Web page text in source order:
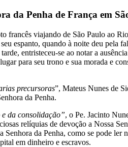
da Penha de França em
francês viajando de São Paulo ao
espanto, quando à noite deu pela
entristeceu-se ao notar a
para seu trono e sua morada e
precursoras”, Mateus Nunes de
da Penha.
da consolidação”, o Pe. Jacinto
relíquias de devoção a Nossa
Senhora da Penha, como se pode
em dinheiro e escravos.